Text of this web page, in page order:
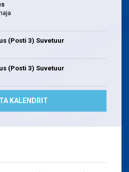
(Posti 3) Suvetuur
(Posti 3) Suvetuur
KALENDRIT